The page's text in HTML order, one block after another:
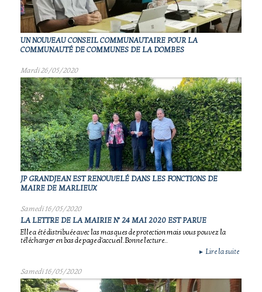
UN NOUVEAU CONSEIL COMMUNAUTAIRE POUR LA
COMMUNAUTÉ DE COMMUNES DE LA DOMBES
Mardi 26/05/2020
JP GRANDJEAN EST RENOUVELÉ DANS LES FONCTIONS DE
MAIRE DE MARLIEUX
Samedi 16/05/2020
LA LETTRE DE LA MAIRIE N° 24 MAI 2020 EST PARUE
Elle a été distribuée avec las masques de protection mais vous pouvez la
télécharger en bas de page d'accueil.Bonne lecture..
► Lire la suite
Samedi 16/05/2020